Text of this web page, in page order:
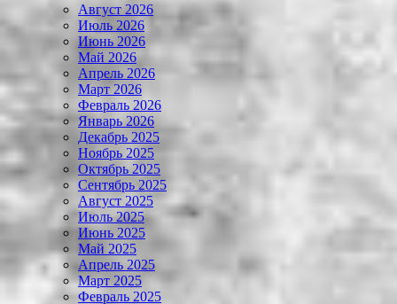
Август 2026
Июль 2026
Июнь 2026
Май 2026
Апрель 2026
Март 2026
Февраль 2026
Январь 2026
Декабрь 2025
Ноябрь 2025
Октябрь 2025
Сентябрь 2025
Август 2025
Июль 2025
Июнь 2025
Май 2025
Апрель 2025
Март 2025
Февраль 2025